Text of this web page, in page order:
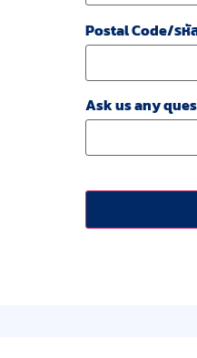
Postal Code/ร
Ask us any